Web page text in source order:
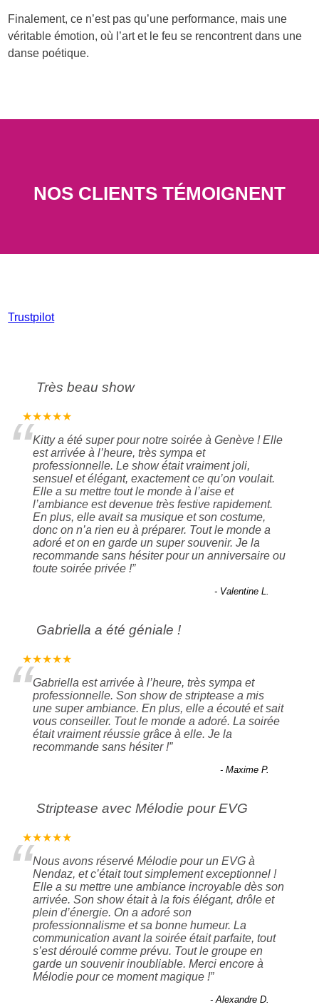
Finalement, ce n’est pas qu’une performance, mais une
véritable émotion, où l’art et le feu se rencontrent dans une
danse poétique.
NOS CLIENTS TÉMOIGNENT
Trustpilot
Très beau show
★★★★★
“Kitty a été super pour notre soirée à Genève ! Elle
est arrivée à l’heure, très sympa et
professionnelle. Le show était vraiment joli,
sensuel et élégant, exactement ce qu’on voulait.
Elle a su mettre tout le monde à l’aise et
l’ambiance est devenue très festive rapidement.
En plus, elle avait sa musique et son costume,
donc on n’a rien eu à préparer. Tout le monde a
adoré et on en garde un super souvenir. Je la
recommande sans hésiter pour un anniversaire ou
toute soirée privée !”
- Valentine L.
Gabriella a été géniale !
★★★★★
“Gabriella est arrivée à l’heure, très sympa et
professionnelle. Son show de striptease a mis
une super ambiance. En plus, elle a écouté et sait
vous conseiller. Tout le monde a adoré. La soirée
était vraiment réussie grâce à elle. Je la
recommande sans hésiter !”
- Maxime P.
Striptease avec Mélodie pour EVG
★★★★★
“Nous avons réservé Mélodie pour un EVG à
Nendaz, et c’était tout simplement exceptionnel !
Elle a su mettre une ambiance incroyable dès son
arrivée. Son show était à la fois élégant, drôle et
plein d’énergie. On a adoré son
professionnalisme et sa bonne humeur. La
communication avant la soirée était parfaite, tout
s’est déroulé comme prévu. Tout le groupe en
garde un souvenir inoubliable. Merci encore à
Mélodie pour ce moment magique !”
- Alexandre D.